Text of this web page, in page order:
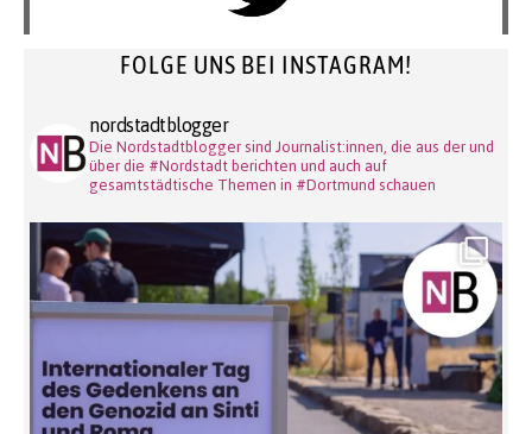
FOLGE UNS BEI INSTAGRAM!
nordstadtblogger
Die Nordstadtblogger sind Journalist:innen, die aus der und
über die #Nordstadt berichten und auch auf
gesamtstädtische Themen in #Dortmund schauen